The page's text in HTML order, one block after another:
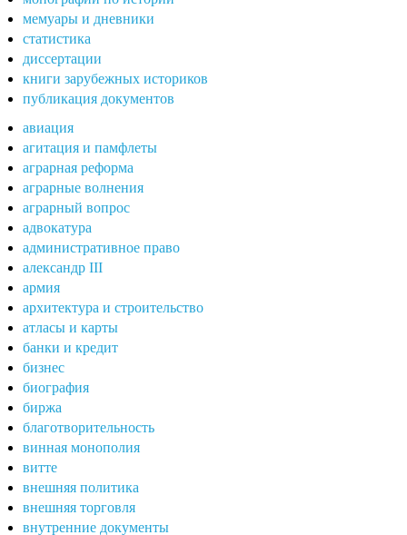
мемуары и дневники
статистика
диссертации
книги зарубежных историков
публикация документов
авиация
агитация и памфлеты
аграрная реформа
аграрные волнения
аграрный вопрос
адвокатура
административное право
александр III
армия
архитектура и строительство
атласы и карты
банки и кредит
бизнес
биография
биржа
благотворительность
винная монополия
витте
внешняя политика
внешняя торговля
внутренние документы